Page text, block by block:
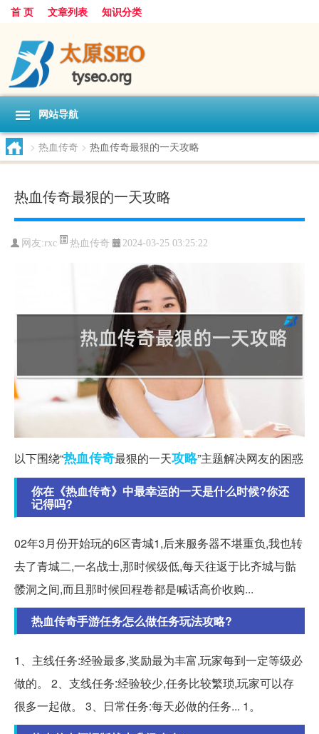
首 页 文章列表 知识分类
网站导航
> 热血传奇 > 热血传奇最狠的一天攻略
热血传奇最狠的一天攻略
网友:rxc 热血传奇 2024-03-25 03:25:22
以下围绕“热血传奇最狠的一天攻略”主题解决网友的困惑
你在《热血传奇》中最幸运的一天是什么时候?你还
记得吗?
02年3月份开始玩的6区青城1,后来服务器不堪重负,我也转
去了青城二,一名战士,那时候级低,每天往返于比齐城与骷
髅洞之间,而且那时候回程卷都是喊话高价收购...
热血传奇手游任务怎么做任务玩法攻略?
1、主线任务:经验最多,奖励最为丰富,玩家每到一定等级必
做的。 2、支线任务:经验较少,任务比较繁琐,玩家可以存
很多一起做。 3、日常任务:每天必做的任务... 1。